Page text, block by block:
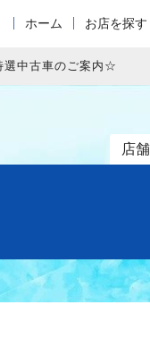
ホーム お店を探す
中古車のご案内☆
店